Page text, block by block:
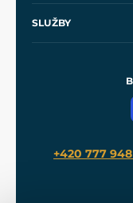
Velkoobchod
SLUŽBY
Meče pro
+420 777